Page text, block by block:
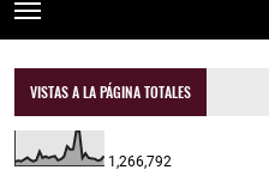
VISTAS A LA PÁGINA TOTALES
1,266,792